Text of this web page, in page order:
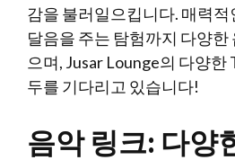
감을 불러일으킵니다. 매력적
달음을 주는 탐험까지 다양한
으며, Jusar Lounge의 다양한
두를 기다리고 있습니다!
음악 링크: 다양